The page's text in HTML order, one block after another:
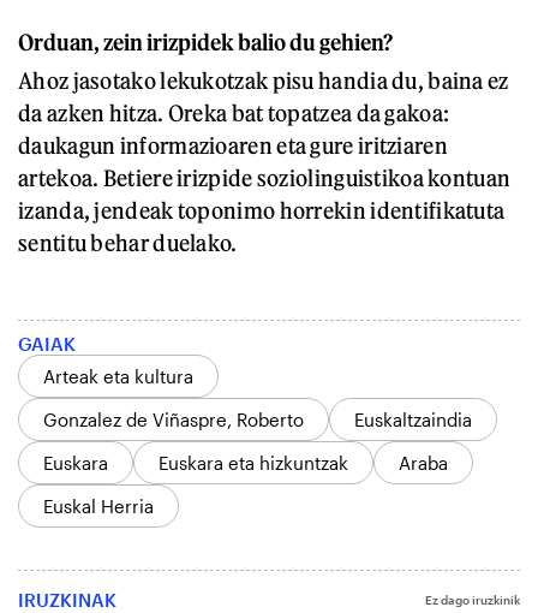
Orduan, zein irizpidek balio du gehien?
Ahoz jasotako lekukotzak pisu handia du, baina ez
da azken hitza. Oreka bat topatzea da gakoa:
daukagun informazioaren eta gure iritziaren
artekoa. Betiere irizpide soziolinguistikoa kontuan
izanda, jendeak toponimo horrekin identifikatuta
sentitu behar duelako.
GAIAK
Arteak eta kultura
Gonzalez de Viñaspre, Roberto
Euskaltzaindia
Euskara
Euskara eta hizkuntzak
Araba
Euskal Herria
IRUZKINAK Ez dago iruzkinik